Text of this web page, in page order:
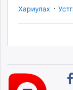
Хариулах ·